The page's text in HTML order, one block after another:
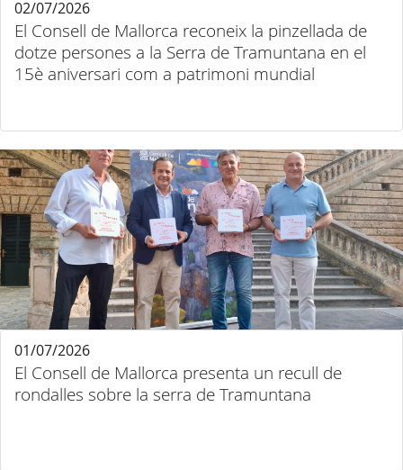
El Consell de Mallorca reconeix la pinzellada de
dotze persones a la Serra de Tramuntana en el
15è aniversari com a patrimoni mundial
02/07/2026
El Consell de Mallorca presenta un recull de
rondalles sobre la serra de Tramuntana
01/07/2026